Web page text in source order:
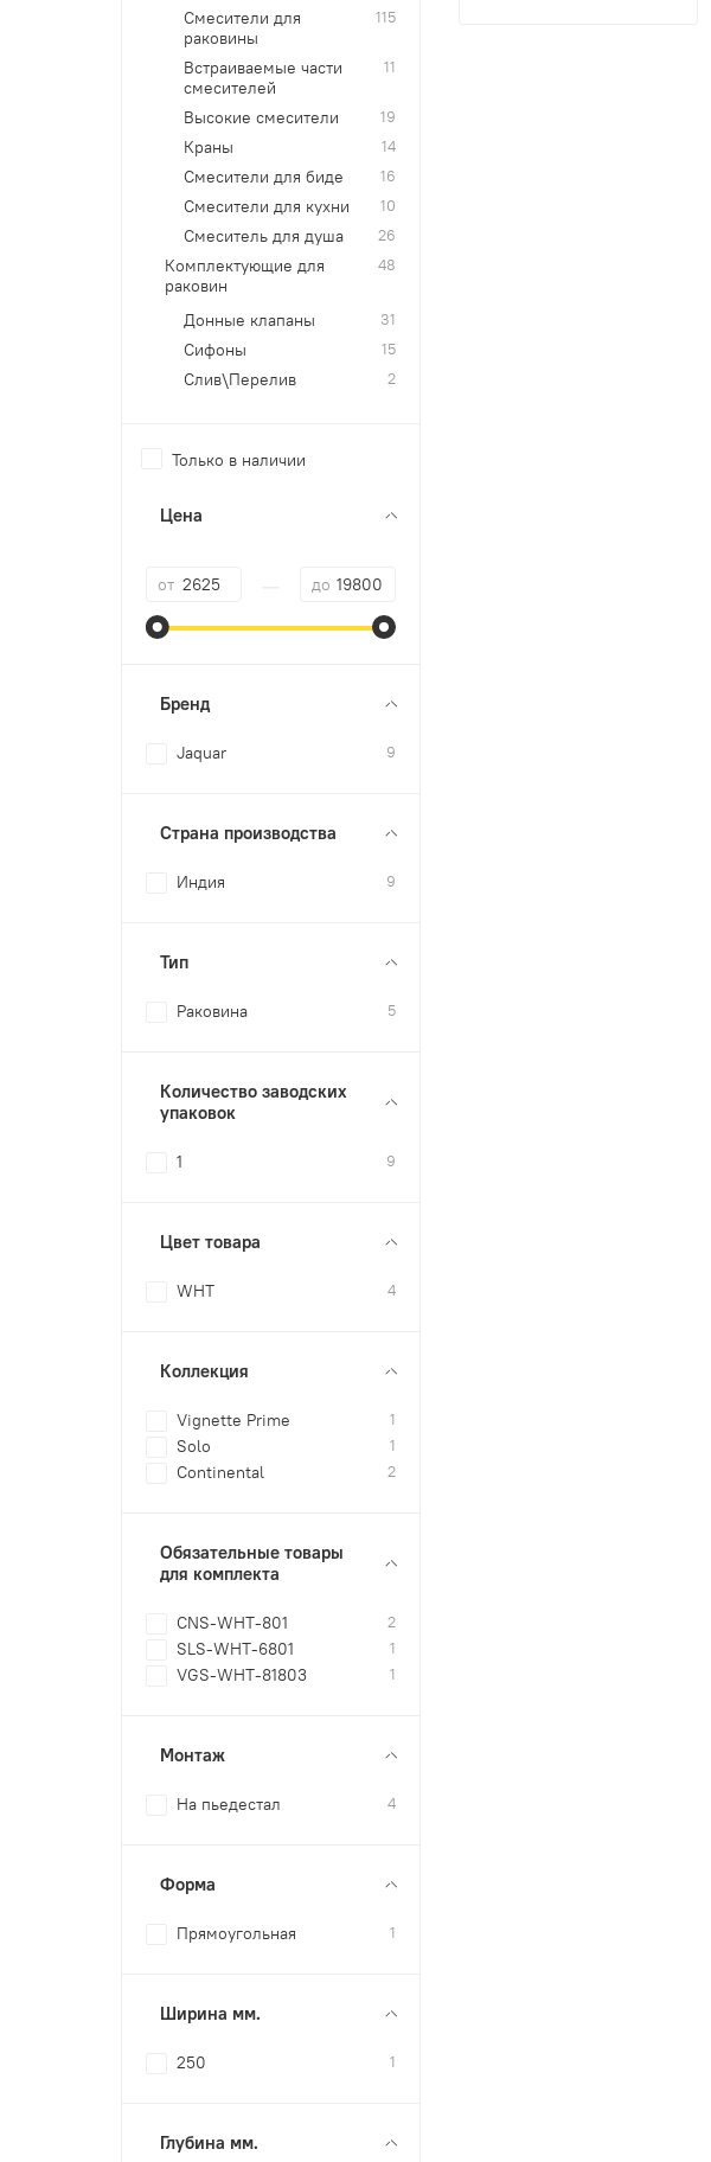
Смесители для
раковины
115
Встраиваемые части
смесителей
11
Высокие смесители 19
Краны 14
Смесители для биде 16
Смесители для кухни 10
Смеситель для душа 26
Комплектующие для
раковин
48
Донные клапаны 31
Сифоны 15
Слив\Перелив 2
Только в наличии
Цена
от до
Бренд
Jaquar 9
Страна производства
Индия 9
Тип
Раковина 5
Количество заводских
упаковок
1 9
Цвет товара
WHT 4
Коллекция
Vignette Prime 1
Solo 1
Continental 2
Обязательные товары
для комплекта
CNS-WHT-801 2
SLS-WHT-6801 1
VGS-WHT-81803 1
Монтаж
На пьедестал 4
Форма
Прямоугольная 1
Ширина мм.
250 1
Глубина мм.